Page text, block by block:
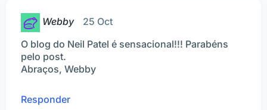
Webby
25 Oct
O blog do Neil Patel é sensacional!!! Parabéns
pelo post.
Abraços, Webby
Responder